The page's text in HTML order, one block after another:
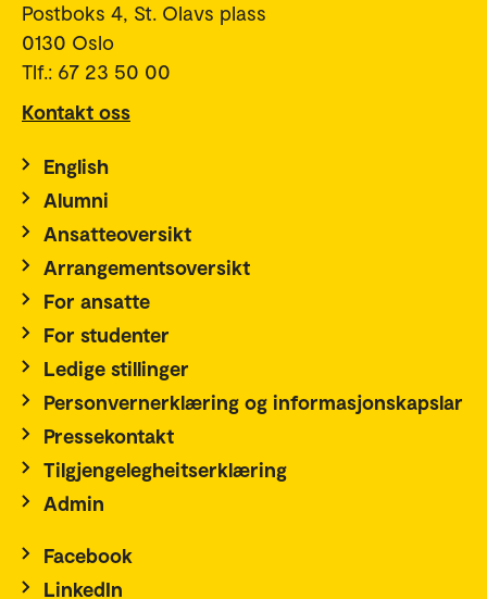
Postboks 4, St. Olavs plass
0130 Oslo
Tlf.: 67 23 50 00
Kontakt oss
English
Alumni
Ansatteoversikt
Arrangementsoversikt
For ansatte
For studenter
Ledige stillinger
Personvernerklæring og informasjonskapslar
Pressekontakt
Tilgjengelegheitserklæring
Admin
Facebook
LinkedIn